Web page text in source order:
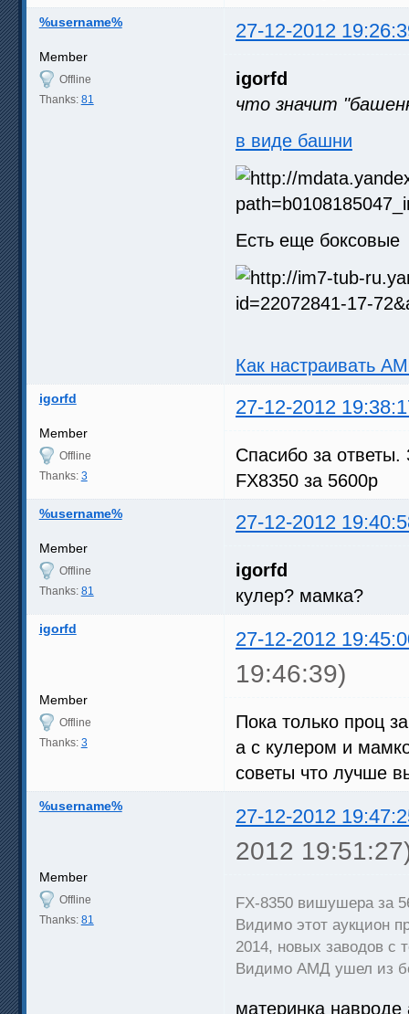
%username% 27-12-2012
Member
Offline
Thanks: 81
igorfd
что значит
в виде башни
Есть еще боксовые
Как настраивать
igorfd 27-12-2012
Member
Offline
Thanks: 3
Спасибо за
FX8350 за 5600р
%username% 27-12-2012
Member
Offline
Thanks: 81
igorfd
кулер? мамка?
igorfd 27-12-2012
19:46:39)
Member
Offline
Thanks: 3
Пока только проц
а с кулером и
советы что лучше
%username% 27-12-2012
2012
Member
Offline
Thanks: 81
FX-8350 вишушера за
Видимо этот аукцион
2014, новых заводов с
Видимо АМД ушел из
материнка навроде